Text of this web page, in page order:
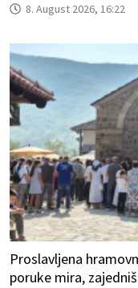
8. August 2026, 16:22
Proslavljena
poruke mira,